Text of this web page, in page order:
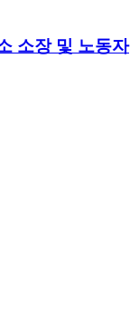
소장 및 노동자